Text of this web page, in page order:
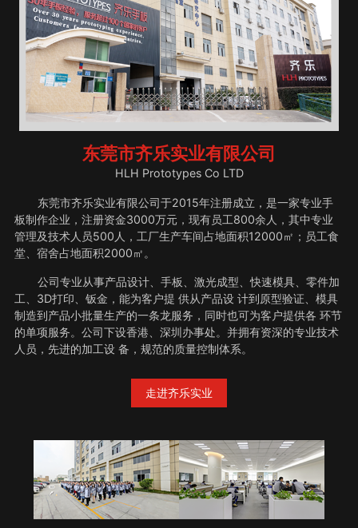
东莞市齐乐实业有限公司
HLH Prototypes Co LTD
东莞市齐乐实业有限公司于2015年注册成立，是一家专业手
板制作企业，注册资金3000万元，现有员工800余人，其中专业
管理及技术人员500人，工厂生产车间占地面积12000㎡；员工食
堂、宿舍占地面积2000㎡。
公司专业从事产品设计、手板、激光成型、快速模具、零件加
工、3D打印、钣金，能为客户提 供从产品设 计到原型验证、模具
制造到产品小批量生产的一条龙服务，同时也可为客户提供各 环节
的单项服务。公司下设香港、深圳办事处。并拥有资深的专业技术
人员，先进的加工设 备，规范的质量控制体系。
走进齐乐实业